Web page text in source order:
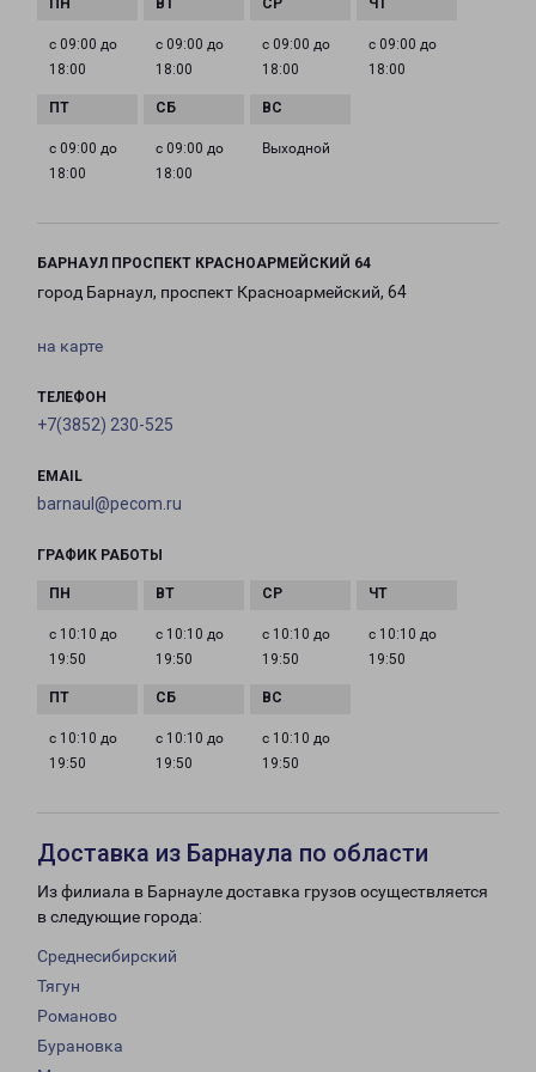
с 09:00 до
18:00
с 09:00 до
18:00
с 09:00 до
18:00
с 09:00 до
18:00
с 09:00 до
18:00
с 09:00 до
18:00
Выходной
БАРНАУЛ ПРОСПЕКТ КРАСНОАРМЕЙСКИЙ 64
город Барнаул, проспект Красноармейский, 64
на карте
ТЕЛЕФОН
+7(3852) 230-525
EMAIL
barnaul@pecom.ru
ГРАФИК РАБОТЫ
с 10:10 до
19:50
с 10:10 до
19:50
с 10:10 до
19:50
с 10:10 до
19:50
с 10:10 до
19:50
с 10:10 до
19:50
с 10:10 до
19:50
Доставка из Барнаула по области
Из филиала в Барнауле доставка грузов осуществляется
в следующие города:
Среднесибирский
Тягун
Романово
Бурановка